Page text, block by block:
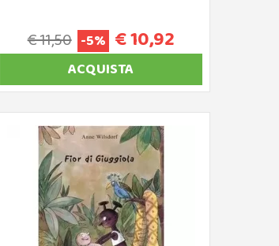
€ 11,50 -5% € 10,92
ACQUISTA